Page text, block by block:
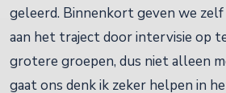
geleerd. Binnenkort geven we
aan het traject door intervisie op
grotere groepen, dus niet alleen
gaat ons denk ik zeker helpen in